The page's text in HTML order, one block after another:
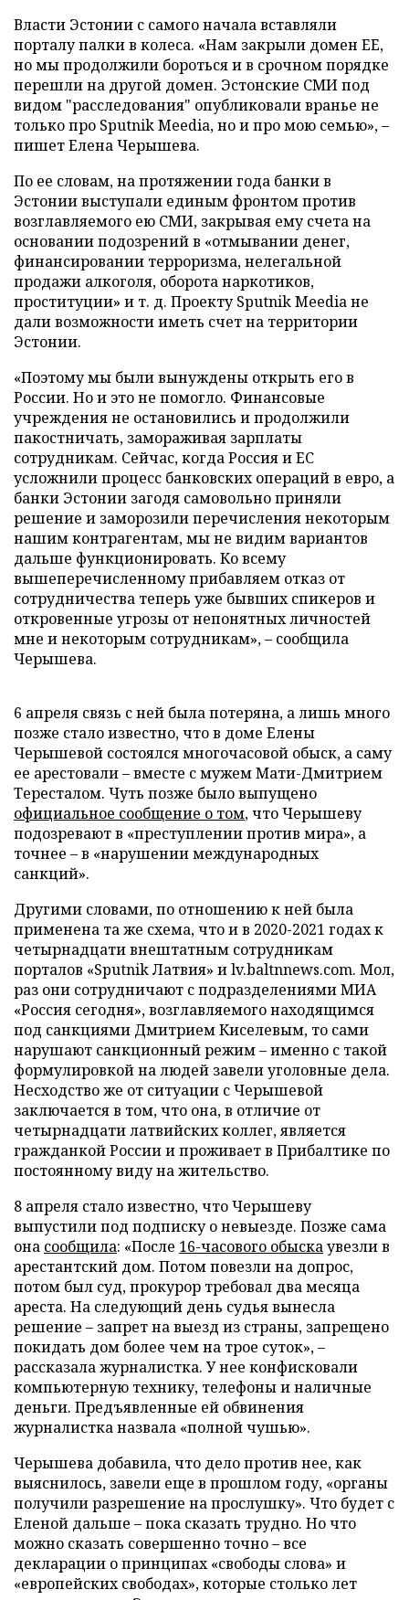
Власти Эстонии с самого начала вставляли
порталу палки в колеса. «Нам закрыли домен ЕЕ,
но мы продолжили бороться и в срочном порядке
перешли на другой домен. Эстонские СМИ под
видом "расследования" опубликовали вранье не
только про Sputnik Meedia, но и про мою семью», –
пишет Елена Черышева.
По ее словам, на протяжении года банки в
Эстонии выступали единым фронтом против
возглавляемого ею СМИ, закрывая ему счета на
основании подозрений в «отмывании денег,
финансировании терроризма, нелегальной
продажи алкоголя, оборота наркотиков,
проституции» и т. д. Проекту Sputnik Meedia не
дали возможности иметь счет на территории
Эстонии.
«Поэтому мы были вынуждены открыть его в
России. Но и это не помогло. Финансовые
учреждения не остановились и продолжили
пакостничать, замораживая зарплаты
сотрудникам. Сейчас, когда Россия и ЕС
усложнили процесс банковских операций в евро, а
банки Эстонии загодя самовольно приняли
решение и заморозили перечисления некоторым
нашим контрагентам, мы не видим вариантов
дальше функционировать. Ко всему
вышеперечисленному прибавляем отказ от
сотрудничества теперь уже бывших спикеров и
откровенные угрозы от непонятных личностей
мне и некоторым сотрудникам», – сообщила
Черышева.
6 апреля связь с ней была потеряна, а лишь много
позже стало известно, что в доме Елены
Черышевой состоялся многочасовой обыск, а саму
ее арестовали – вместе с мужем Мати-Дмитрием
Тересталом. Чуть позже было выпущено
официальное сообщение о том, что Черышеву
подозревают в «преступлении против мира», а
точнее – в «нарушении международных
санкций».
Другими словами, по отношению к ней была
применена та же схема, что и в 2020-2021 годах к
четырнадцати внештатным сотрудникам
порталов «Sputnik Латвия» и lv.baltnnews.com. Мол,
раз они сотрудничают с подразделениями МИА
«Россия сегодня», возглавляемого находящимся
под санкциями Дмитрием Киселевым, то сами
нарушают санкционный режим – именно с такой
формулировкой на людей завели уголовные дела.
Несходство же от ситуации с Черышевой
заключается в том, что она, в отличие от
четырнадцати латвийских коллег, является
гражданкой России и проживает в Прибалтике по
постоянному виду на жительство.
8 апреля стало известно, что Черышеву
выпустили под подписку о невыезде. Позже сама
она сообщила: «После 16-часового обыскаувезли в
арестантский дом. Потом повезли на допрос,
потом был суд, прокурор требовал два месяца
ареста. На следующий день судья вынесла
решение – запрет на выезд из страны, запрещено
покидать дом более чем на трое суток», –
рассказала журналистка. У нее конфисковали
компьютерную технику, телефоны и наличные
деньги. Предъявленные ей обвинения
журналистка назвала «полной чушью».
Черышева добавила, что дело против нее, как
выяснилось, завели еще в прошлом году, «органы
получили разрешение на прослушку». Что будет с
Еленой дальше – пока сказать трудно. Но что
можно сказать совершенно точно – все
декларации о принципах «свободы слова» и
«европейских свободах», которые столько лет